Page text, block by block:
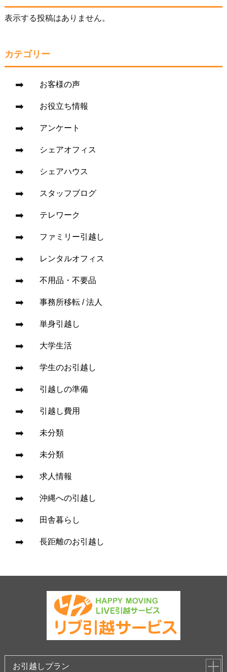
表示する投稿はありません。
カテゴリー
お客様の声
お役立ち情報
アンケート
シェアオフィス
シェアハウス
スタッフブログ
テレワーク
ファミリー引越し
レンタルオフィス
不用品・不要品
事務所移転 / 法人
単身引越し
大学生活
学生のお引越し
引越しの準備
引越し費用
未分類
未分類
求人情報
沖縄への引越し
田舎暮らし
長距離のお引越し
お引越しプラン